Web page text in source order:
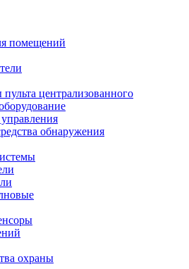
помещений
централизованного
обнаружения
охраны